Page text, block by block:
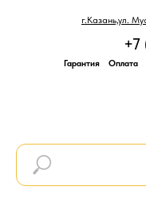
г.Казань,ул.
Гарантия Оплата